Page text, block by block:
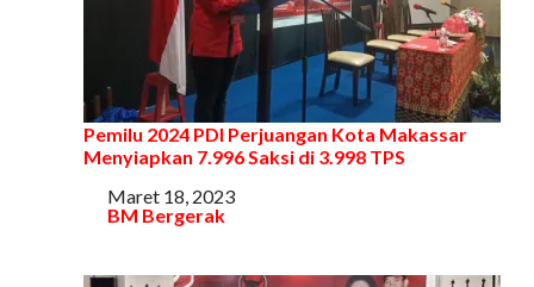
Pemilu 2024 PDI Perjuangan Kota Makassar
Menyiapkan 7.996 Saksi di 3.998 TPS
Tanggal
Maret 18, 2023
Sehubungan dengan
BM Bergerak